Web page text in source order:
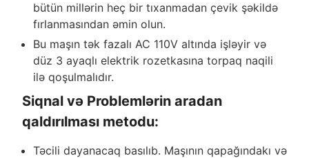
bütün millərin heç bir tıxanmadan çevik şəkildə
fırlanmasından əmin olun.
Bu maşın tək fazalı AC 110V altında işləyir və
düz 3 ayaqlı elektrik rozetkasına torpaq naqili
ilə qoşulmalıdır.
Siqnal və Problemlərin aradan
qaldırılması metodu:
Təcili dayanacaq basılıb. Maşının qapağındakı və